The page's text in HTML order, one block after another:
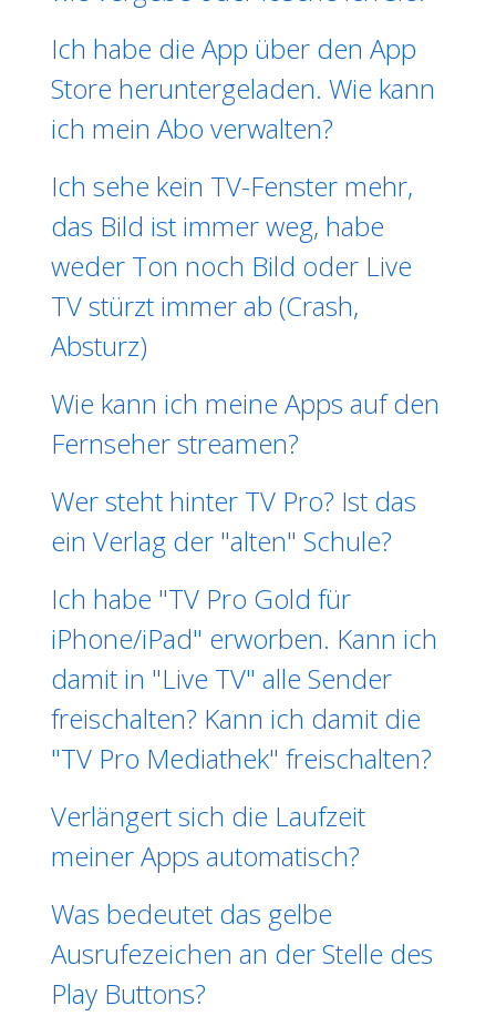
Ich habe die App über den App
Store heruntergeladen. Wie kann
ich mein Abo verwalten?
Ich sehe kein TV-Fenster mehr,
das Bild ist immer weg, habe
weder Ton noch Bild oder Live
TV stürzt immer ab (Crash,
Absturz)
Wie kann ich meine Apps auf den
Fernseher streamen?
Wer steht hinter TV Pro? Ist das
ein Verlag der "alten" Schule?
Ich habe "TV Pro Gold für
iPhone/iPad" erworben. Kann ich
damit in "Live TV" alle Sender
freischalten? Kann ich damit die
"TV Pro Mediathek" freischalten?
Verlängert sich die Laufzeit
meiner Apps automatisch?
Was bedeutet das gelbe
Ausrufezeichen an der Stelle des
Play Buttons?